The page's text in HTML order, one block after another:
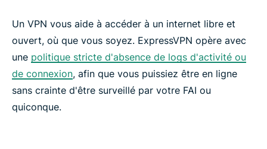
Un VPN vous aide à accéder à un internet libre et
ouvert, où que vous soyez. ExpressVPN opère avec
une politique stricte d'absence de logs d'activité ou
de connexion, afin que vous puissiez être en ligne
sans crainte d'être surveillé par votre FAI ou
quiconque.